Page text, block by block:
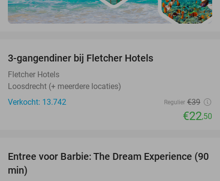
3-gangendiner bij Fletcher Hotels
Fletcher Hotels
Loosdrecht (+ meerdere locaties)
Verkocht: 13.742
Regulier €39
€22,50
30%
Entree voor Barbie: The Dream Experience (90
min)